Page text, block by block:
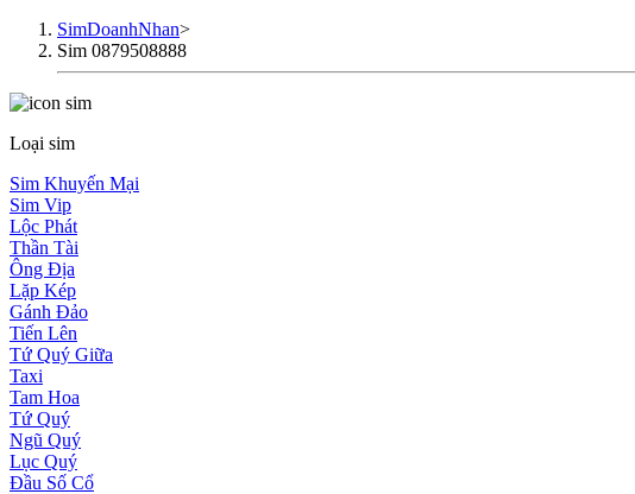
SimDoanhNhan>
Sim 0879508888
Loại sim
Sim Khuyến Mại
Sim Vip
Lộc Phát
Thần Tài
Ông Địa
Lặp Kép
Gánh Đảo
Tiến Lên
Tứ Quý Giữa
Taxi
Tam Hoa
Tứ Quý
Ngũ Quý
Lục Quý
Đầu Số Cổ